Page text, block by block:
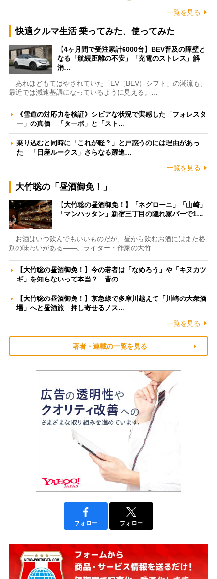
一覧を見る
快適クルマ生活 乗ってみた、使ってみた
【4ヶ月間で受注累計6000台】BEV普及の障壁と
なる「航続距離の不安」「充電のストレス」解
消…
あれほどもてはやされていた「EV（BEV）シフト」の潮流も、
最近では減速基調になっているように見える。…
《雪道の対応力を検証》シビアな状況で実感した「フォレスタ
ー」の真価 「ターボ」と「スト…
乗り込むと同時に「これが軽？」と戸惑うのには理由があっ
た 「日産ルークス」さらなる躍進…
一覧を見る
大竹聡の「昼酒御免！」
【大竹聡の昼酒御免！】「ネグローニ」「山崎」
「マンハッタン」新宿三丁目の隠れ家バーで1…
お酒はいつ飲んでもいいものだが、昼から飲むお酒にはまた格
別の味わいがある――。ライター・作家の大竹…
【大竹聡の昼酒御免！】今の若者は「なめろう」や「キヌカツ
ギ」を知らないって本当？ 昔の…
【大竹聡の昼酒御免！】京急線で多摩川越えて「川崎の大衆酒
場」へと昼酒旅 押し寄せるノス…
一覧を見る
著者・連載の一覧を見る
フォロー フォロー